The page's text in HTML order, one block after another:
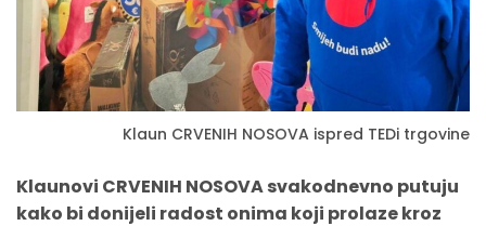
Klaun CRVENIH NOSOVA ispred TEDi trgovine
Klaunovi CRVENIH NOSOVA svakodnevno putuju
kako bi donijeli radost onima koji prolaze kroz